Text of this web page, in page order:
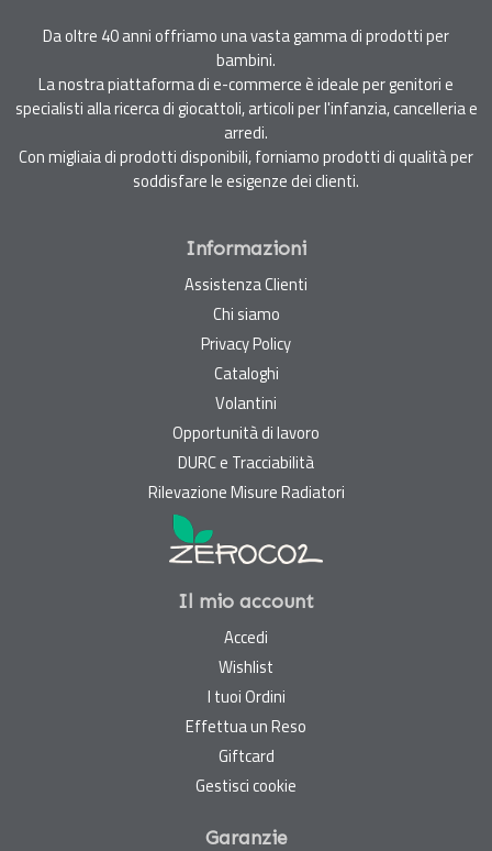
Da oltre 40 anni offriamo una vasta gamma di prodotti per
bambini.
La nostra piattaforma di e-commerce è ideale per genitori e
specialisti alla ricerca di giocattoli, articoli per l'infanzia, cancelleria e
arredi.
Con migliaia di prodotti disponibili, forniamo prodotti di qualità per
soddisfare le esigenze dei clienti.
Informazioni
Assistenza Clienti
Chi siamo
Privacy Policy
Cataloghi
Volantini
Opportunità di lavoro
DURC e Tracciabilità
Rilevazione Misure Radiatori
Il mio account
Accedi
Wishlist
I tuoi Ordini
Effettua un Reso
Giftcard
Gestisci cookie
Garanzie